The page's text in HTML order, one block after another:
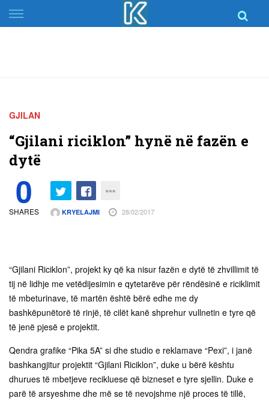
Skip
to
GJILAN
“Gjilani riciklon” hynë në fazën e
dytë
0
SHARES KRYELAJMI 28/02/2017
“Gjilani Riciklon”, projekt ky që ka nisur fazën e dytë të zhvillimit të
tij në lidhje me vetëdijesimin e qytetarëve për rëndësinë e riciklimit
të mbeturinave, të martën është bërë edhe me dy
bashkëpunëtorë të rinjë, të cilët kanë shprehur vullnetin e tyre që
të jenë pjesë e projektit.
Qendra grafike “Pika 5A” si dhe studio e reklamave “Pexi”, i janë
bashkangjitur projektit “Gjilani Riciklon”, duke u bërë kështu
dhurues të mbetjeve recikluese që bizneset e tyre sjellin. Duke e
parë të arsyeshme dhe më se të nevojshme një proces të tillë,